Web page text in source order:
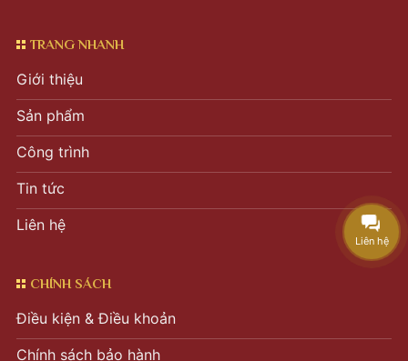
TRANG NHANH
Giới thiệu
Sản phẩm
Công trình
Tin tức
Liên hệ
CHÍNH SÁCH
Điều kiện & Điều khoản
Chính sách bảo hành
Liên hệ